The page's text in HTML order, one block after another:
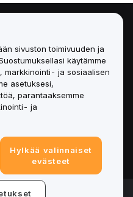
pidätetään.
sivuston toimivuuden ja
käytämme
markkinointi- ja sosiaalisen
asetuksesi,
parantaaksemme
ja
Hylkää valinnaiset
evästeet